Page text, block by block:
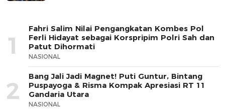
1
Fahri Salim Nilai Pengangkatan Kombes Pol
Ferli Hidayat sebagai Korspripim Polri Sah dan
Patut Dihormati
NASIONAL
2
Bang Jali Jadi Magnet! Puti Guntur, Bintang
Puspayoga & Risma Kompak Apresiasi RT 11
Gandaria Utara
NASIONAL